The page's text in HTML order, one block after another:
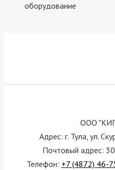
оборудование
ООО
Адрес: г. Тула, ул.
Почтовый адрес:
Телефон: +7 (4872) 46-